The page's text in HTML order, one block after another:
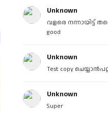
Unknown
വളരെ നന്നായിട്ട്
good
Unknown
Test copy
Unknown
Super